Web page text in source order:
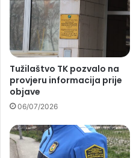
Tužilaštvo TK pozvalo na
provjeru informacija prije
objave
06/07/2026